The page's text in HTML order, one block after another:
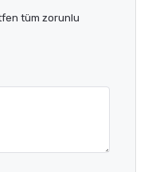
tüm zorunlu